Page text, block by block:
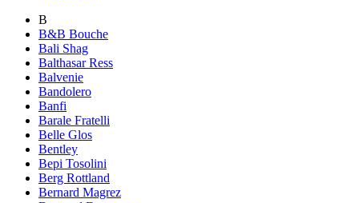
B
B&B Bouche
Bali Shag
Balthasar Ress
Balvenie
Bandolero
Banfi
Barale Fratelli
Belle Glos
Bentley
Bepi Tosolini
Berg Rottland
Bernard Magrez